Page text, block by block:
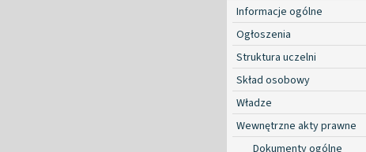
Informacje ogólne
Ogłoszenia
Struktura uczelni
Skład osobowy
Władze
Wewnętrzne akty prawne
Dokumenty ogólne